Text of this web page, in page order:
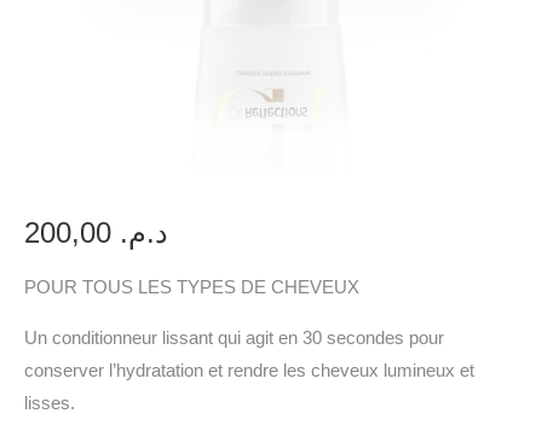
د.م.
POUR TOUS LES TYPES DE CHEVEUX
Un conditionneur lissant qui agit en 30 secondes pour
conserver l’hydratation et rendre les cheveux lumineux et
lisses.